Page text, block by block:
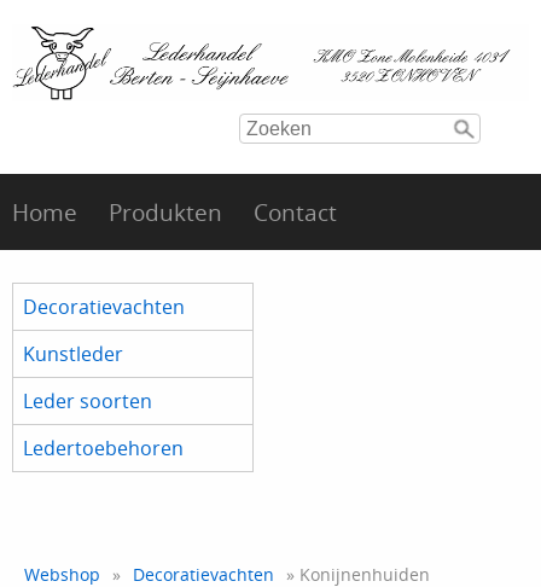
Home Produkten Contact
Decoratievachten
Kunstleder
Leder soorten
Ledertoebehoren
Webshop » Decoratievachten » Konijnenhuiden